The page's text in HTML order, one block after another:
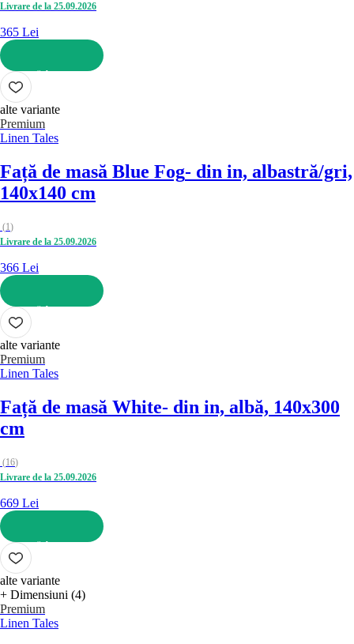
Livrare de la 25.09.2026
365 Lei
ADAUGĂ ÎN COȘ
alte variante
Premium
Linen Tales
Față de masă Blue Fog- din in, albastră/gri,
140x140 cm
(1)
Livrare de la 25.09.2026
366 Lei
ADAUGĂ ÎN COȘ
alte variante
Premium
Linen Tales
Față de masă White- din in, albă, 140x300
cm
(16)
Livrare de la 25.09.2026
669 Lei
ADAUGĂ ÎN COȘ
alte variante
+ Dimensiuni (4)
Premium
Linen Tales